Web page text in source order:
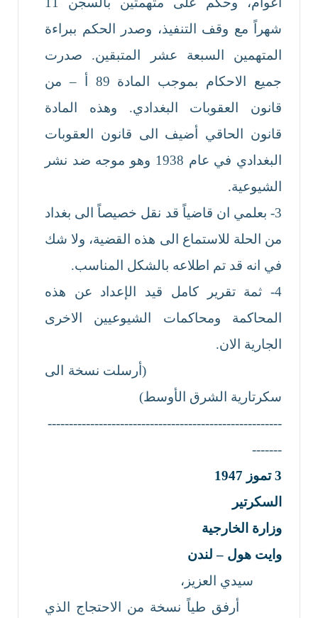
شهراً مع وقف التنفيذ، وصدر الحكم ببراءة
المتهمين السبعة عشر المتبقين. صدرت
جميع الاحكام بموجب المادة 89 أ – من
قانون العقوبات البغدادي. وهذه المادة
قانون الحاقي أضيف الى قانون العقوبات
البغدادي في عام 1938 وهو موجه ضد نشر
الشيوعية.
3- بعلمي ان قاضياً قد نقل خصيصاً الى بغداد
من الحلة للاستماع الى هذه القضية، ولا شك
في انه قد تم اطلاعه بالشكل المناسب.
4- ثمة تقرير كامل قيد الإعداد عن هذه
المحاكمة ومحاكمات الشيوعيين الاخرى
الجارية الان.
(أرسلت نسخة الى
سكرتارية الشرق الأوسط)
-------------------------------------------------------
-------
3 تموز 1947
السكرتير
وزارة الخارجية
وايت هول – لندن
سيدي العزيز،
أرفق طياً نسخة من الاحتجاج الذي